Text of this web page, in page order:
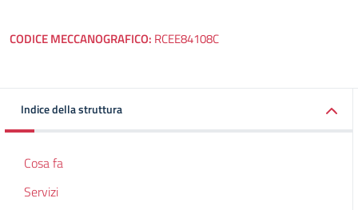
CODICE MECCANOGRAFICO: RCEE84108C
Indice della struttura
Cosa fa
Servizi